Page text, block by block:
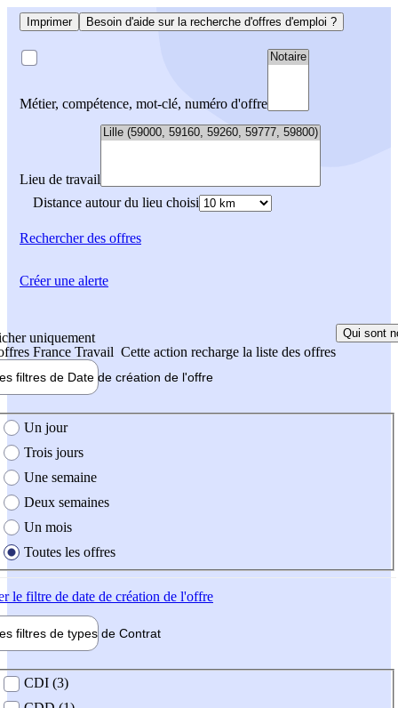
Imprimer Besoin d'aide sur la recherche d'offres d'emploi ?
Métier, compétence, mot-clé, numéro d'offre
Lieu de travail
Distance autour du lieu choisi
Rechercherdes offres
uniquement
France Travail Cette action recharge la liste des offres
Qui sont
filtres de Date de création de l'offre
création de l'offre
Un jour
Trois jours
Une semaine
Deux semaines
Un mois
Toutes les offres
le filtre de date de création de l'offre
filtres de types de Contrat
contrat
CDI (3)
Créer une alerte